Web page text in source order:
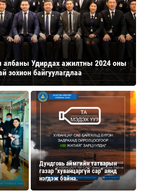
албаны Удирдах ажилтны 2024 оны
зохион байгуулагдлаа
Дундговь аймгийн татварын
газар "хуванцаргүй сар" аянд
нэгдэж байна.